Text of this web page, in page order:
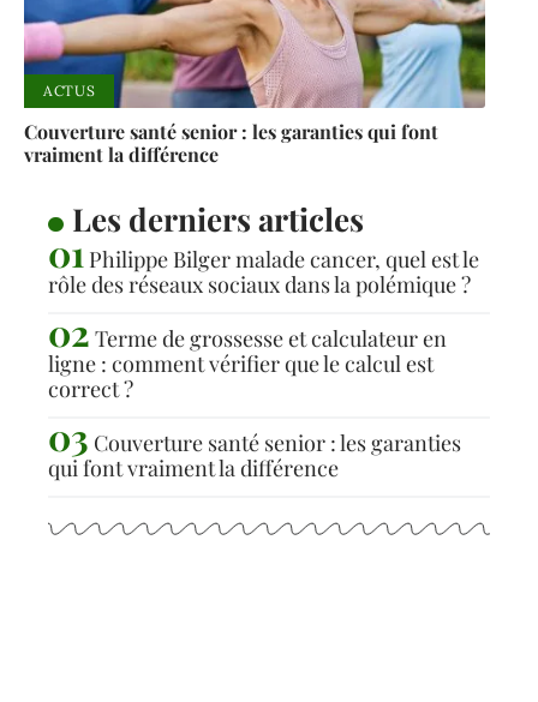
ACTUS
Couverture santé senior : les garanties qui font
vraiment la différence
Les derniers articles
Philippe Bilger malade cancer, quel est le
rôle des réseaux sociaux dans la polémique ?
Terme de grossesse et calculateur en
ligne : comment vérifier que le calcul est
correct ?
Couverture santé senior : les garanties
qui font vraiment la différence